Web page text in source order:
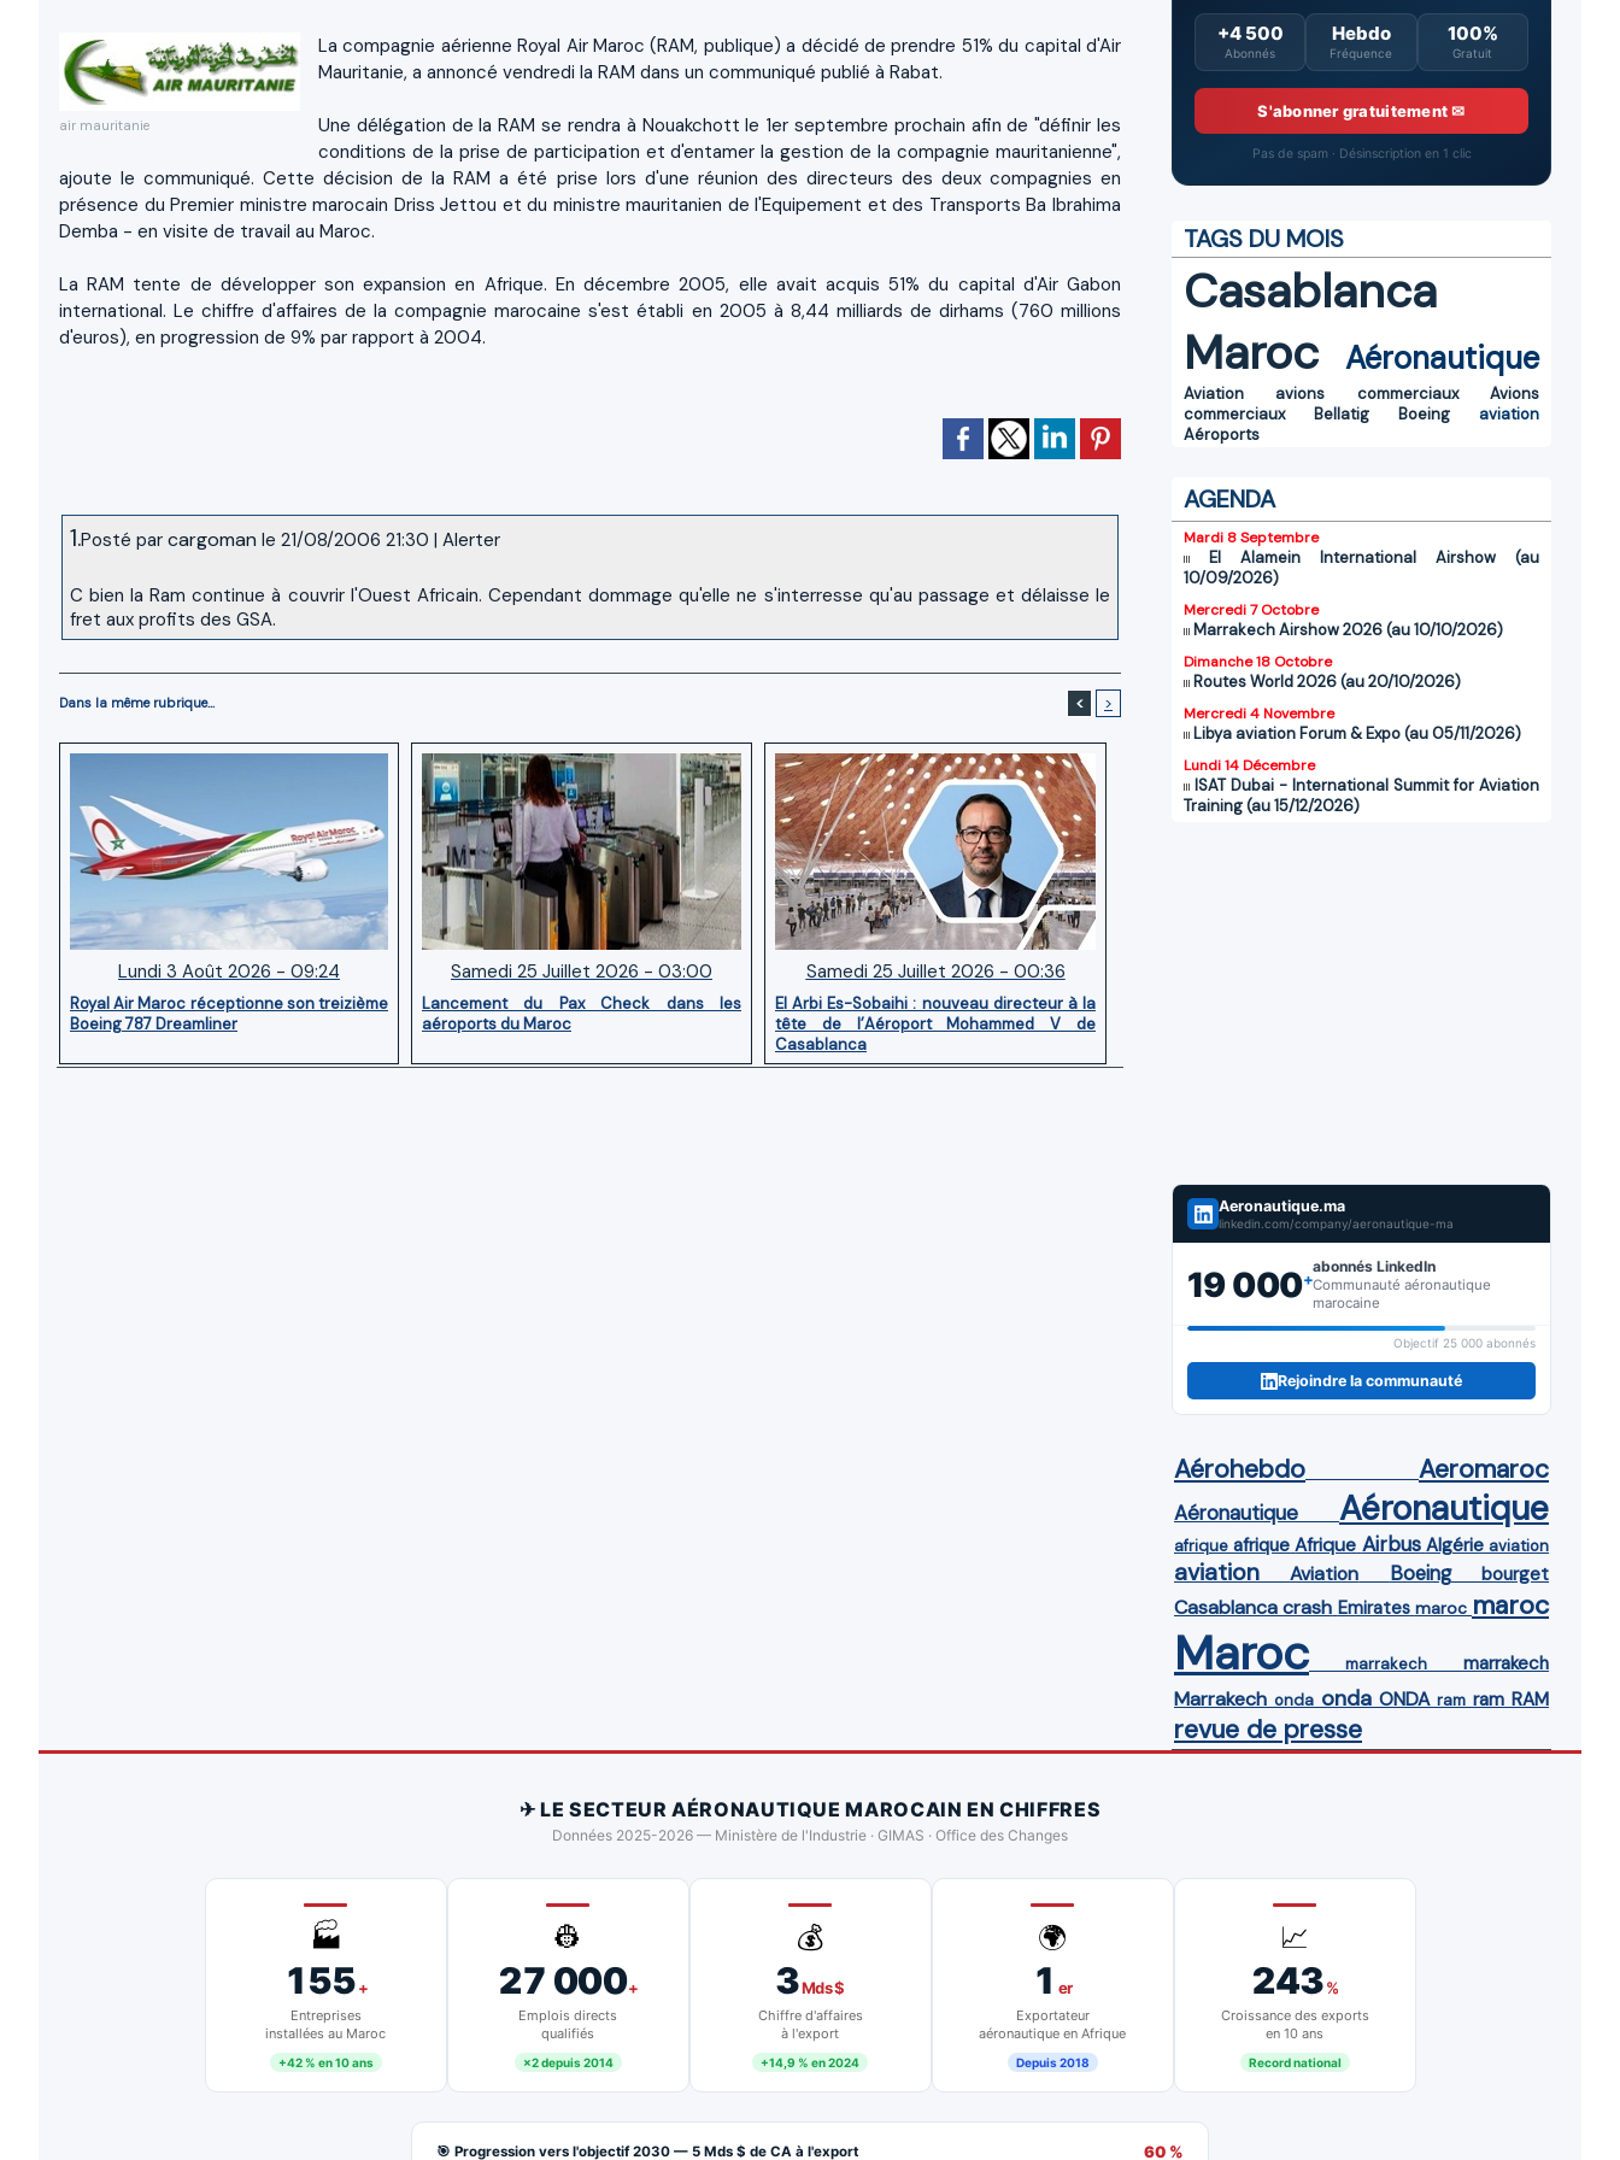
air mauritanie
La compagnie aérienne Royal Air Maroc (RAM, publique) a décidé de prendre 51% du capital d'Air
Mauritanie, a annoncé vendredi la RAM dans un communiqué publié à Rabat.
Une délégation de la RAM se rendra à Nouakchott le 1er septembre prochain afin de "définir les
conditions de la prise de participation et d'entamer la gestion de la compagnie mauritanienne",
ajoute le communiqué. Cette décision de la RAM a été prise lors d'une réunion des directeurs des deux compagnies en
présence du Premier ministre marocain Driss Jettou et du ministre mauritanien de l'Equipement et des Transports Ba Ibrahima
Demba - en visite de travail au Maroc.
La RAM tente de développer son expansion en Afrique. En décembre 2005, elle avait acquis 51% du capital d'Air Gabon
international. Le chiffre d'affaires de la compagnie marocaine s'est établi en 2005 à 8,44 milliards de dirhams (760 millions
d'euros), en progression de 9% par rapport à 2004.
1.Posté par cargoman le 21/08/2006 21:30 | Alerter
C bien la Ram continue à couvrir l'Ouest Africain. Cependant dommage qu'elle ne s'interresse qu'au passage et délaisse le
fret aux profits des GSA.
Dans la même rubrique... < >
Lundi 3 Août 2026 - 09:24
Royal Air Maroc réceptionne son treizième
Boeing 787 Dreamliner
Samedi 25 Juillet 2026 - 03:00
Lancement du Pax Check dans les
aéroports du Maroc
Samedi 25 Juillet 2026 - 00:36
El Arbi Es-Sobaihi : nouveau directeur à la
tête de l’Aéroport Mohammed V de
Casablanca
+4 500
Abonnés
Hebdo
Fréquence
100%
Gratuit
S'abonner gratuitement ✉
Pas de spam · Désinscription en 1 clic
TAGS DU MOIS
Casablanca
Maroc
Aéronautique
Aviation avions commerciaux
Avions
commerciaux
Bellatig Boeing
aviation
Aéroports
AGENDA
Mardi 8 Septembre
El Alamein International Airshow (au
10/09/2026)
Mercredi 7 Octobre
Marrakech Airshow 2026 (au 10/10/2026)
Dimanche 18 Octobre
Routes World 2026 (au 20/10/2026)
Mercredi 4 Novembre
Libya aviation Forum & Expo (au 05/11/2026)
Lundi 14 Décembre
ISAT Dubai - International Summit for Aviation
Training (au 15/12/2026)
Aeronautique.ma
linkedin.com/company/aeronautique-ma
19 000+
abonnés LinkedIn
Communauté aéronautique
marocaine
Objectif 25 000 abonnés
Rejoindre la communauté
Aérohebdo Aeromaroc
Aéronautique Aéronautique
afrique afrique Afrique Airbus Algérie aviation
aviation Aviation Boeing bourget
Casablanca crash Emirates maroc maroc
Maroc marrakech marrakech
Marrakech onda onda ONDA ram ram RAM
revue de presse
✈ LE SECTEUR AÉRONAUTIQUE MAROCAIN EN CHIFFRES
Données 2025-2026 — Ministère de l'Industrie · GIMAS · Office des Changes
🏭
155+
Entreprises
installées au Maroc
+42 % en 10 ans
👷
27 000+
Emplois directs
qualifiés
×2 depuis 2014
💰
3Mds $
Chiffre d'affaires
à l'export
+14,9 % en 2024
🌍
1 er
Exportateur
aéronautique en Afrique
Depuis 2018
📈
243%
Croissance des exports
en 10 ans
Record national
🎯 Progression vers l'objectif 2030 — 5 Mds $ de CA à l'export 60 %